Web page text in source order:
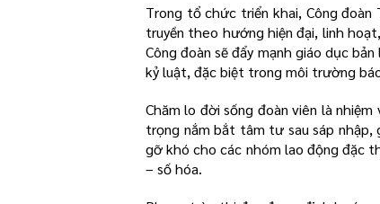
Trong tổ chức triển khai, Công
truyền theo hướng hiện đại, linh
Công đoàn sẽ đẩy mạnh giáo dục
kỷ luật, đặc biệt trong môi trường
Chăm lo đời sống đoàn viên là
trọng nắm bắt tâm tư sau sáp nhập,
gỡ khó cho các nhóm lao động đặc
– số hóa.